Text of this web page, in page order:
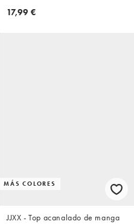
17,99 €
MÁS COLORES
JJXX - Top acanalado de manga